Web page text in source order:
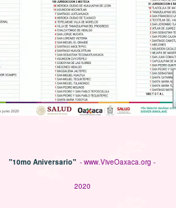
"10mo Aniversario" - www.ViveOaxaca.org -
2020